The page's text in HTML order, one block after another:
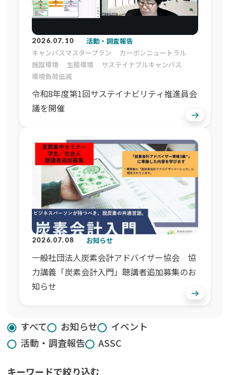
すべて お知らせ
イベント
活動・調査報告
ASSC
キーワードで絞り込む
2026.07.10
活動・調査報告
キャンパスマスタープラン
カーボンニュートラル
施設環境
生態環境
サステイナブルキャンパス
環境負荷低減
令和8年度第1回サステイナビリティ推進員会
議を開催
2026.07.08 お知らせ
一般社団法人炭素会計アドバイザー協会 協
力講義「炭素会計入門」聴講者追加募集のお
知らせ